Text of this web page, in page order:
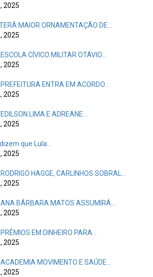
2025
MAIOR ORNAMENTAÇÃO DE…
2025
CÍVICO MILITAR OTÁVIO…
2025
ENTRA EM ACORDO…
2025
LIMA E ADREANE…
2025
que Lula…
2025
HAGGE, CARLINHOS SOBRAL…
2025
ANA BÁRBARA MATOS ASSUMIRÁ…
2025
EM DINHEIRO PARA…
2025
MOVIMENTO E SAÚDE…
2025